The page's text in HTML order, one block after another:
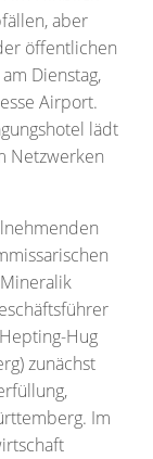
aber
öffentlichen
Dienstag,
Airport.
lädt
Netzwerken
Hug
zunächst
Im